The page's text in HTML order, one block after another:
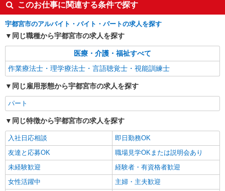
このお仕事に関連する条件で探す
宇都宮市のアルバイト・バイト・パートの求人を探す
同じ職種から宇都宮市の求人を探す
医療・介護・福祉すべて
作業療法士・理学療法士・言語聴覚士・視能訓練士
同じ雇用形態から宇都宮市の求人を探す
パート
同じ特徴から宇都宮市の求人を探す
入社日応相談
即日勤務OK
友達と応募OK
職場見学OKまたは説明会あり
未経験歓迎
経験者・有資格者歓迎
女性活躍中
主婦・主夫歓迎